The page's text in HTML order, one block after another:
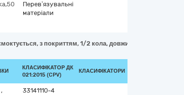
Перев’язувальні
матеріали
з покриттям, 1/2 кола, довжина голки, 40,
КЛАСИФІКАТОР ДК
021:2015 (CPV)
КЛАСИФІКАТОРИ
,
33141110-4